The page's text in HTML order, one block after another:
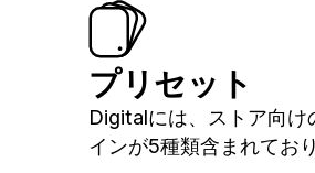
プリセット
Digitalには、ストア向け
インが5種類含まれてお